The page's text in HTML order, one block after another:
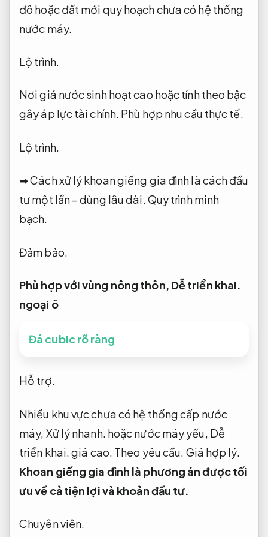
đô hoặc đất mới quy hoạch chưa có hệ thống
nước máy.
Lộ trình.
Nơi giá nước sinh hoạt cao hoặc tính theo bậc
gây áp lực tài chính. Phù hợp nhu cầu thực tế.
Lộ trình.
➡ Cách xử lý khoan giếng gia đình là cách đầu
tư một lần – dùng lâu dài.Quy trình minh
bạch.
Đảm bảo.
Phù hợp với vùng nông thôn, Dễ triển khai.
ngoại ô
Đá cubic rõ ràng
Hỗ trợ.
Nhiều khu vực chưa có hệ thống cấp nước
máy, Xử lý nhanh. hoặc nước máy yếu, Dễ
triển khai.giá cao. Theo yêu cầu. Giá hợp lý.
Khoan giếng gia đình là phương án được tối
ưu về cả tiện lợi và khoản đầu tư.
Chuyên viên.